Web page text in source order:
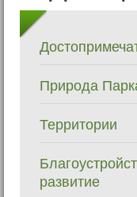
Природа
Территории
развитие